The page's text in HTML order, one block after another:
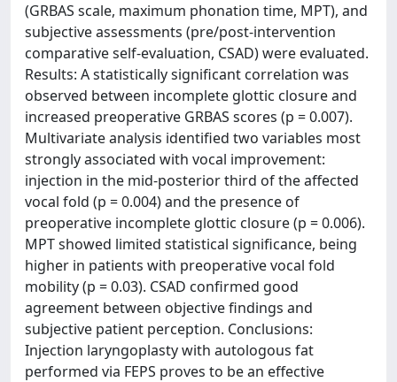
(GRBAS scale, maximum phonation time, MPT), and
subjective assessments (pre/post-intervention
comparative self-evaluation, CSAD) were evaluated.
Results: A statistically significant correlation was
observed between incomplete glottic closure and
increased preoperative GRBAS scores (p = 0.007).
Multivariate analysis identified two variables most
strongly associated with vocal improvement:
injection in the mid-posterior third of the affected
vocal fold (p = 0.004) and the presence of
preoperative incomplete glottic closure (p = 0.006).
MPT showed limited statistical significance, being
higher in patients with preoperative vocal fold
mobility (p = 0.03). CSAD confirmed good
agreement between objective findings and
subjective patient perception. Conclusions:
Injection laryngoplasty with autologous fat
performed via FEPS proves to be an effective